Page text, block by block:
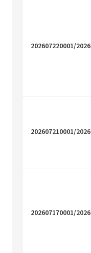
202607220001/2026
202607210001/2026
202607170001/2026